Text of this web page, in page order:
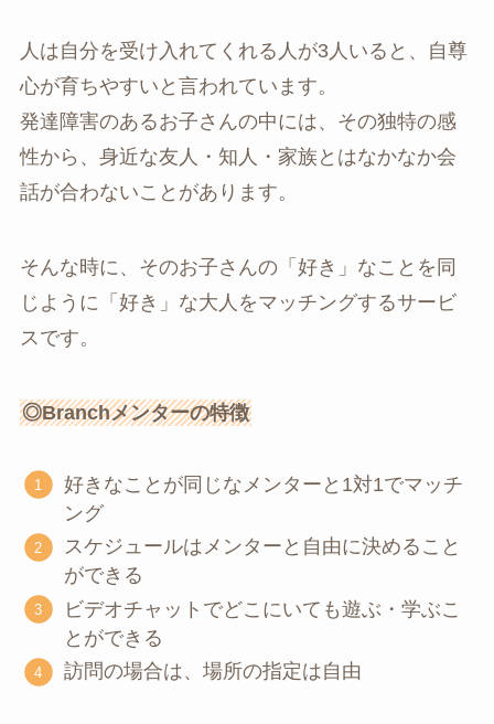
人は自分を受け入れてくれる人が3人いると、自尊
心が育ちやすいと言われています。
発達障害のあるお子さんの中には、その独特の感
性から、身近な友人・知人・家族とはなかなか会
話が合わないことがあります。
そんな時に、そのお子さんの「好き」なことを同
じように「好き」な大人をマッチングするサービ
スです。
◎Branchメンターの特徴
好きなことが同じなメンターと1対1でマッチ
ング
スケジュールはメンターと自由に決めること
ができる
ビデオチャットでどこにいても遊ぶ・学ぶこ
とができる
訪問の場合は、場所の指定は自由